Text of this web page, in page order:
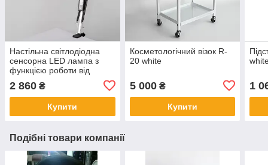
Настільна світлодіодна
сенсорна LED лампа з
функцією роботи від
регулюванням світла X-
LED-20 SW
2 860 ₴
Купити
Косметологічний візок R-
20 white
5 000₴
Купити
1
Подібні товари компанії